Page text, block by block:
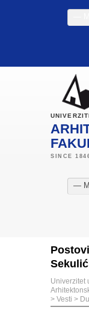
—
Univerzitet
> Vesti >